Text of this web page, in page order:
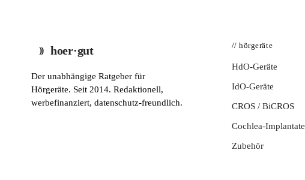
hoer·gut
Der unabhängige Ratgeber für
Hörgeräte. Seit 2014. Redaktionell,
werbefinanziert, datenschutz-freundlich.
// hörgeräte
HdO-Geräte
IdO-Geräte
CROS / BiCROS
Cochlea-Implantate
Zubehör